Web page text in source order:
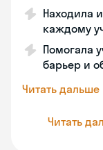
Находила
каждому
Помогала
барьер и
Читать дальше
Читать